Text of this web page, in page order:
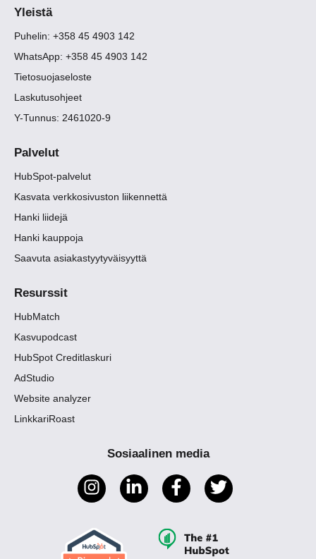
Yleistä
Puhelin: +358 45 4903 142
WhatsApp: +358 45 4903 142
Tietosuojaseloste
Laskutusohjeet
Y-Tunnus: 2461020-9
Palvelut
HubSpot-palvelut
Kasvata verkkosivuston liikennettä
Hanki liidejä
Hanki kauppoja
Saavuta asiakastyytyväisyyttä
Resurssit
HubMatch
Kasvupodcast
HubSpot Creditlaskuri
AdStudio
Website analyzer
LinkkariRoast
Sosiaalinen media